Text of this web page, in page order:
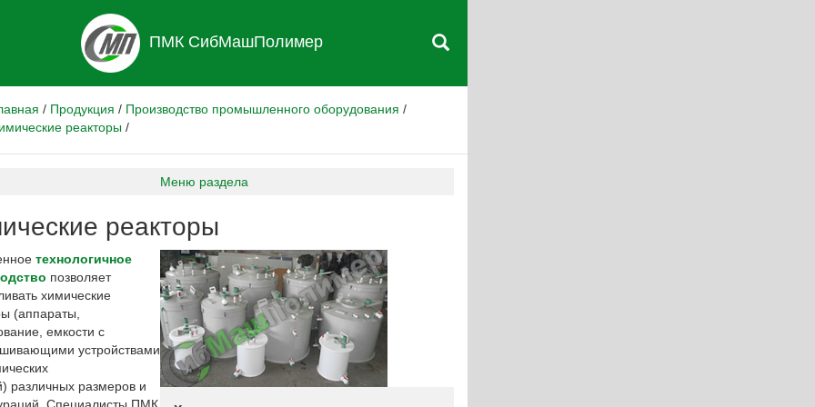
ПМК СибМашПолимер
/ Продукция / Производство промышленного оборудования /
реакторы /
Меню раздела
реакторы
технологичное
позволяет
химические
(аппараты,
емкости с
устройствами
различных размеров и